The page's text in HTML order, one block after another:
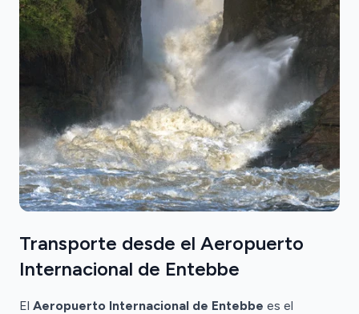
Transporte desde el Aeropuerto
Internacional de Entebbe
El Aeropuerto Internacional de Entebbe es el